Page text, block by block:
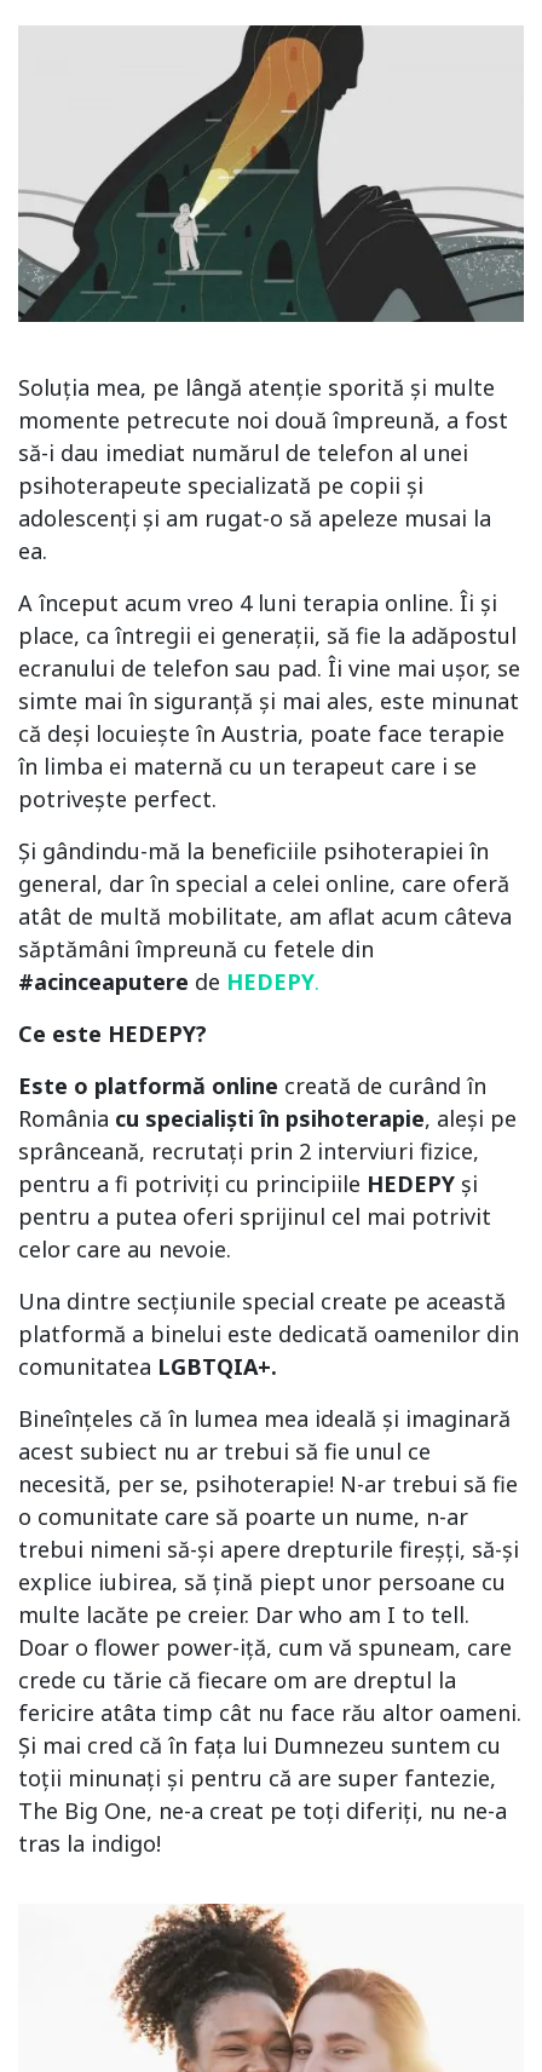
Soluția mea, pe lângă atenție sporită și multe
momente petrecute noi două împreună, a fost
să-i dau imediat numărul de telefon al unei
psihoterapeute specializată pe copii și
adolescenți și am rugat-o să apeleze musai la
ea.
A început acum vreo 4 luni terapia online. Îi și
place, ca întregii ei generații, să fie la adăpostul
ecranului de telefon sau pad. Îi vine mai ușor, se
simte mai în siguranță și mai ales, este minunat
că deși locuiește în Austria, poate face terapie
în limba ei maternă cu un terapeut care i se
potrivește perfect.
Și gândindu-mă la beneficiile psihoterapiei în
general, dar în special a celei online, care oferă
atât de multă mobilitate, am aflat acum câteva
săptămâni împreună cu fetele din
#acinceaputere de HEDEPY.
Ce este HEDEPY?
Este o platformă online creată de curând în
România cu specialiști în psihoterapie, aleși pe
sprânceană, recrutați prin 2 interviuri fizice,
pentru a fi potriviți cu principiile HEDEPY și
pentru a putea oferi sprijinul cel mai potrivit
celor care au nevoie.
Una dintre secțiunile special create pe această
platformă a binelui este dedicată oamenilor din
comunitatea LGBTQIA+.
Bineînțeles că în lumea mea ideală și imaginară
acest subiect nu ar trebui să fie unul ce
necesită, per se, psihoterapie! N-ar trebui să fie
o comunitate care să poarte un nume, n-ar
trebui nimeni să-și apere drepturile fireșți, să-și
explice iubirea, să țină piept unor persoane cu
multe lacăte pe creier. Dar who am I to tell.
Doar o flower power-iță, cum vă spuneam, care
crede cu tărie că fiecare om are dreptul la
fericire atâta timp cât nu face rău altor oameni.
Și mai cred că în fața lui Dumnezeu suntem cu
toții minunați și pentru că are super fantezie,
The Big One, ne-a creat pe toți diferiți, nu ne-a
tras la indigo!